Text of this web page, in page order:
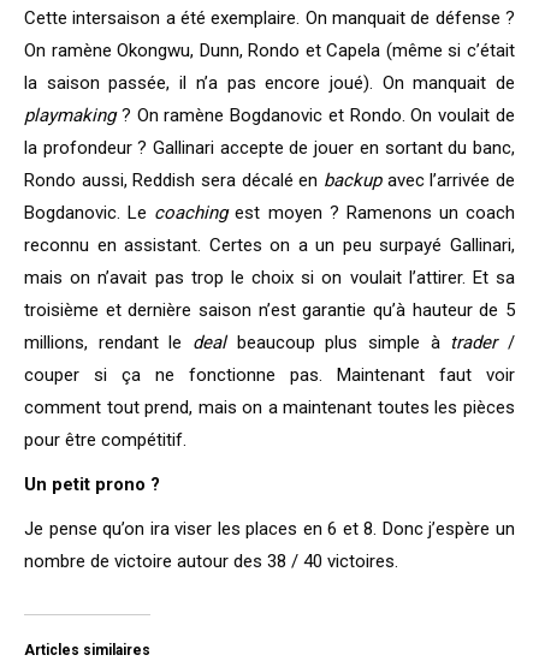
Cette intersaison a été exemplaire. On manquait de défense ?
On ramène Okongwu, Dunn, Rondo et Capela (même si c’était
la saison passée, il n’a pas encore joué). On manquait de
playmaking? On ramène Bogdanovic et Rondo. On voulait de
la profondeur ? Gallinari accepte de jouer en sortant du banc,
Rondo aussi, Reddish sera décalé en backupavec l’arrivée de
Bogdanovic. Le coachingest moyen ? Ramenons un coach
reconnu en assistant. Certes on a un peu surpayé Gallinari,
mais on n’avait pas trop le choix si on voulait l’attirer. Et sa
troisième et dernière saison n’est garantie qu’à hauteur de 5
millions, rendant le dealbeaucoup plus simple à trader/
couper si ça ne fonctionne pas. Maintenant faut voir
comment tout prend, mais on a maintenant toutes les pièces
pour être compétitif.
Un petit prono ?
Je pense qu’on ira viser les places en 6 et 8. Donc j’espère un
nombre de victoire autour des 38 / 40 victoires.
Articles similaires